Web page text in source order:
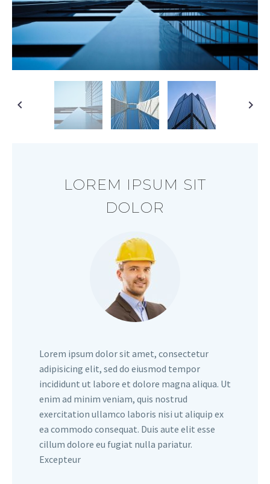
LOREM IPSUM SIT
DOLOR
Lorem ipsum dolor sit amet, consectetur
adipisicing elit, sed do eiusmod tempor
incididunt ut labore et dolore magna aliqua. Ut
enim ad minim veniam, quis nostrud
exercitation ullamco laboris nisi ut aliquip ex
ea commodo consequat. Duis aute elit esse
cillum dolore eu fugiat nulla pariatur.
Excepteur